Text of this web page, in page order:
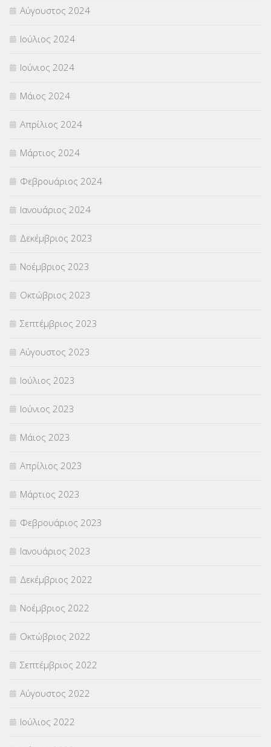
Αύγουστος 2024
Ιούλιος 2024
Ιούνιος 2024
Μάιος 2024
Απρίλιος 2024
Μάρτιος 2024
Φεβρουάριος 2024
Ιανουάριος 2024
Δεκέμβριος 2023
Νοέμβριος 2023
Οκτώβριος 2023
Σεπτέμβριος 2023
Αύγουστος 2023
Ιούλιος 2023
Ιούνιος 2023
Μάιος 2023
Απρίλιος 2023
Μάρτιος 2023
Φεβρουάριος 2023
Ιανουάριος 2023
Δεκέμβριος 2022
Νοέμβριος 2022
Οκτώβριος 2022
Σεπτέμβριος 2022
Αύγουστος 2022
Ιούλιος 2022